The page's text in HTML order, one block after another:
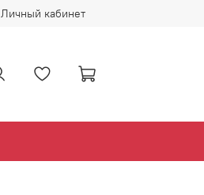
Личный кабинет